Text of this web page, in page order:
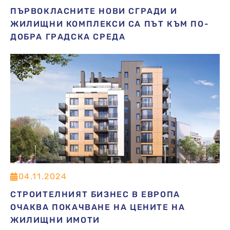
ПЪРВОКЛАСНИТЕ НОВИ СГРАДИ И
ЖИЛИЩНИ КОМПЛЕКСИ СА ПЪТ КЪМ ПО-
ДОБРА ГРАДСКА СРЕДА
04.11.2024
СТРОИТЕЛНИЯТ БИЗНЕС В ЕВРОПА
ОЧАКВА ПОКАЧВАНЕ НА ЦЕНИТЕ НА
ЖИЛИЩНИ ИМОТИ